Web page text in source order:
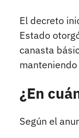
El decreto
Estado
canasta
¿En
Según el